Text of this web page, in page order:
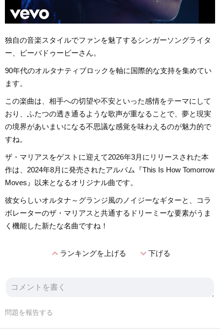
独自の音楽スタイルでファンを魅了するシンガーソングライタ
ー、ビーバドゥービーさん。
90年代のオルタナティブロックを軸に国際的な支持を集めてい
ます。
この楽曲は、相手への切望や不安といった感情をテーマにして
おり、ふたつの透き通るような歌声が重なることで、夢と現実
の境界があいまいになる不思議な感覚を味わえるのが魅力的で
すね。
ザ・マリアスをゲストに迎えて2026年3月にリリースされた本
作は、2024年8月に発売されたアルバム『This Is How Tomorrow
Moves』以来となるオリジナル曲です。
彼女らしいオルタナ～グランジ風のノイジーなギターと、コラ
ボレーターのザ・マリアスと共通するドリーミーな要素がうま
く機能した新たな名曲ですね！
expand_lessランキングを上げる expand_more下げる
問題を報告する